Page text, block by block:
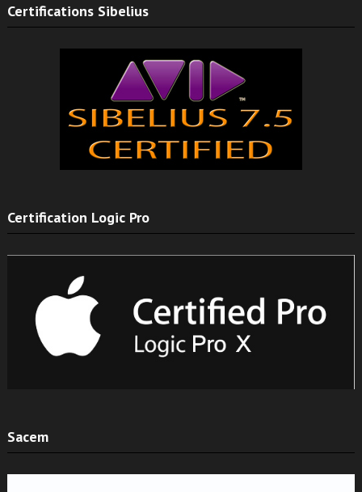
Certifications Sibelius
Certification Logic Pro
Sacem